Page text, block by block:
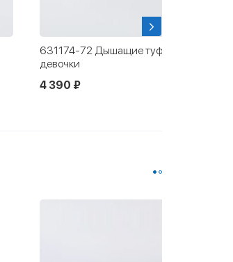
631174-72 Дышащие туфли для
девочки
4 390 ₽